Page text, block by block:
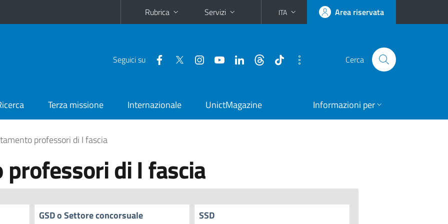
Rubrica Servizi ITA Area riservata
Seguici su Cerca
Terza missione Internazionale UnictMagazine Informazioni per
professori di I fascia
di I fascia
GSD o Settore concorsuale SSD